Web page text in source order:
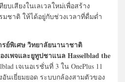
บเสียงในเลเวลใหม่เพื่อสร้าง
ชาติ ให้ได้อยู่กับช่วงเวลาที่ดื่มด่ำ
ย์พิเศษ วิทยาลัยนานาชาติ
งเพจและยูทูปชาแนล Hasselblad the
เจเนอเรชั่นที่ 3 ใน OnePlus 11
นเยี่ยมยอด ระบบกล้องสามตัวของ